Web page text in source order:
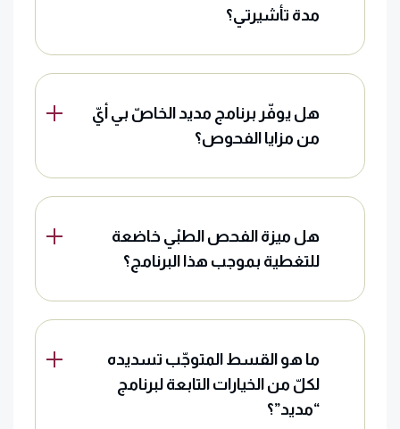
مدة تأشيرتي؟
هل يوفّر برنامج مديد الخاصّ بي أيّ
من مزايا الفحوص؟
هل ميزة الفحص الطبْي خاضعة
للتغطية بموجب هذا البرنامج؟
ما هو القسط المتوجّب تسديده
لكلّ من الخيارات التابعة لبرنامج
“مديد”؟